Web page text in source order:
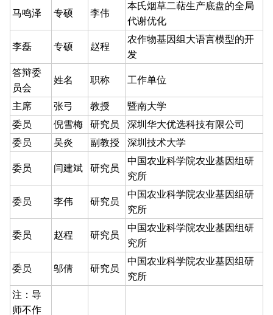
马鸣泽 专硕 李伟
本氏烟草二萜生产底盘的全局
代谢优化
李磊 专硕 赵程
农作物基因组大语言模型的开
发
答辩委
员会
姓名 职称 工作单位
主席 张弓 教授
暨南大学
委员
倪雪梅 研究员
深圳华大优选科技有限公司
委员
吴炎 副教授 深圳技术大学
委员 闫建斌 研究员
中国农业科学院农业基因组研
究所
委员 李伟 研究员
中国农业科学院农业基因组研
究所
委员 赵程 研究员
中国农业科学院农业基因组研
究所
委员 邬倩 研究员
中国农业科学院农业基因组研
究所
注：导
师不作